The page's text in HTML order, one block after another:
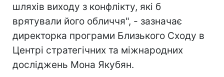
шляхів виходу з конфлікту, які б
врятували його обличчя", - зазначає
директорка програми Близького Сходу в
Центрі стратегічних та міжнародних
досліджень Мона Якубян.